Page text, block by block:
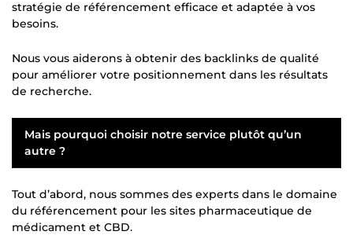
stratégie de référencement efficace et adaptée à vos
besoins.
Nous vous aiderons à obtenir des backlinks de qualité
pour améliorer votre positionnement dans les résultats
de recherche.
Mais pourquoi choisir notre service plutôt qu’un
autre ?
Tout d’abord, nous sommes des experts dans le domaine
du référencement pour les sites pharmaceutique de
médicament et CBD.